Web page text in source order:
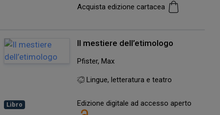
Acquista edizione cartacea
Libro
Il mestiere dell’etimologo
Pfister, Max
Lingue, letteratura e teatro
Edizione digitale ad accesso aperto